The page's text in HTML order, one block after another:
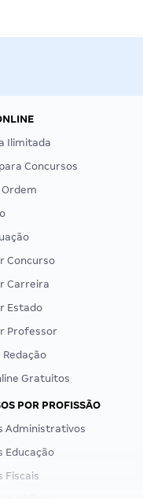
Ilimitada
Concursos
Ordem
Concurso
Carreira
Estado
Professor
Gratuitos
POR PROFISSÃO
Administrativos
Educação
Fiscais